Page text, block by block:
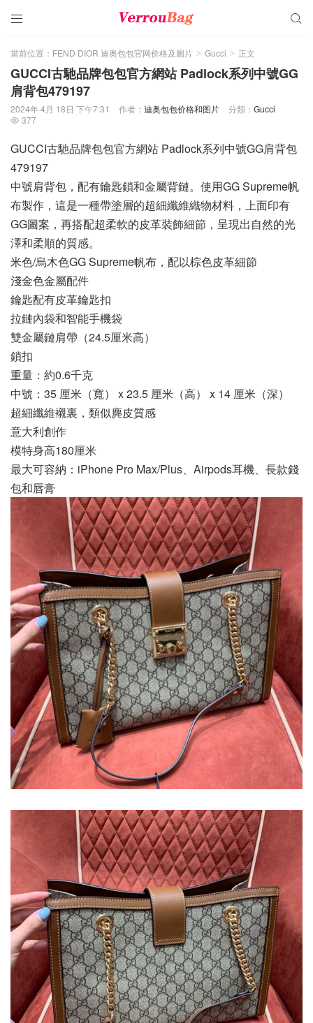
 
當前位置： FEND DIOR 迪奥包包官网价格及圖片 > Gucci > 正文
GUCCI古馳品牌包包官方網站 Padlock系列中號GG
肩背包479197
2024年 4月 18日 下午7:31 作者： 迪奥包包价格和图片 分類： Gucci
 377
GUCCI古馳品牌包包官方網站 Padlock系列中號GG肩背包
479197
中號肩背包，配有鑰匙鎖和金屬背鏈。使用GG Supreme帆
布製作，這是一種帶塗層的超細纖維織物材料，上面印有
GG圖案，再搭配超柔軟的皮革裝飾細節，呈現出自然的光
澤和柔順的質感。
米色/烏木色GG Supreme帆布，配以棕色皮革細節
淺金色金屬配件
鑰匙配有皮革鑰匙扣
拉鏈內袋和智能手機袋
雙金屬鏈肩帶（24.5厘米高）
鎖扣
重量：約0.6千克
中號：35 厘米（寬） x 23.5 厘米（高） x 14 厘米（深）
超細纖維襯裏，類似麂皮質感
意大利創作
模特身高180厘米
最大可容納：iPhone Pro Max/Plus、Airpods耳機、長款錢
包和唇膏